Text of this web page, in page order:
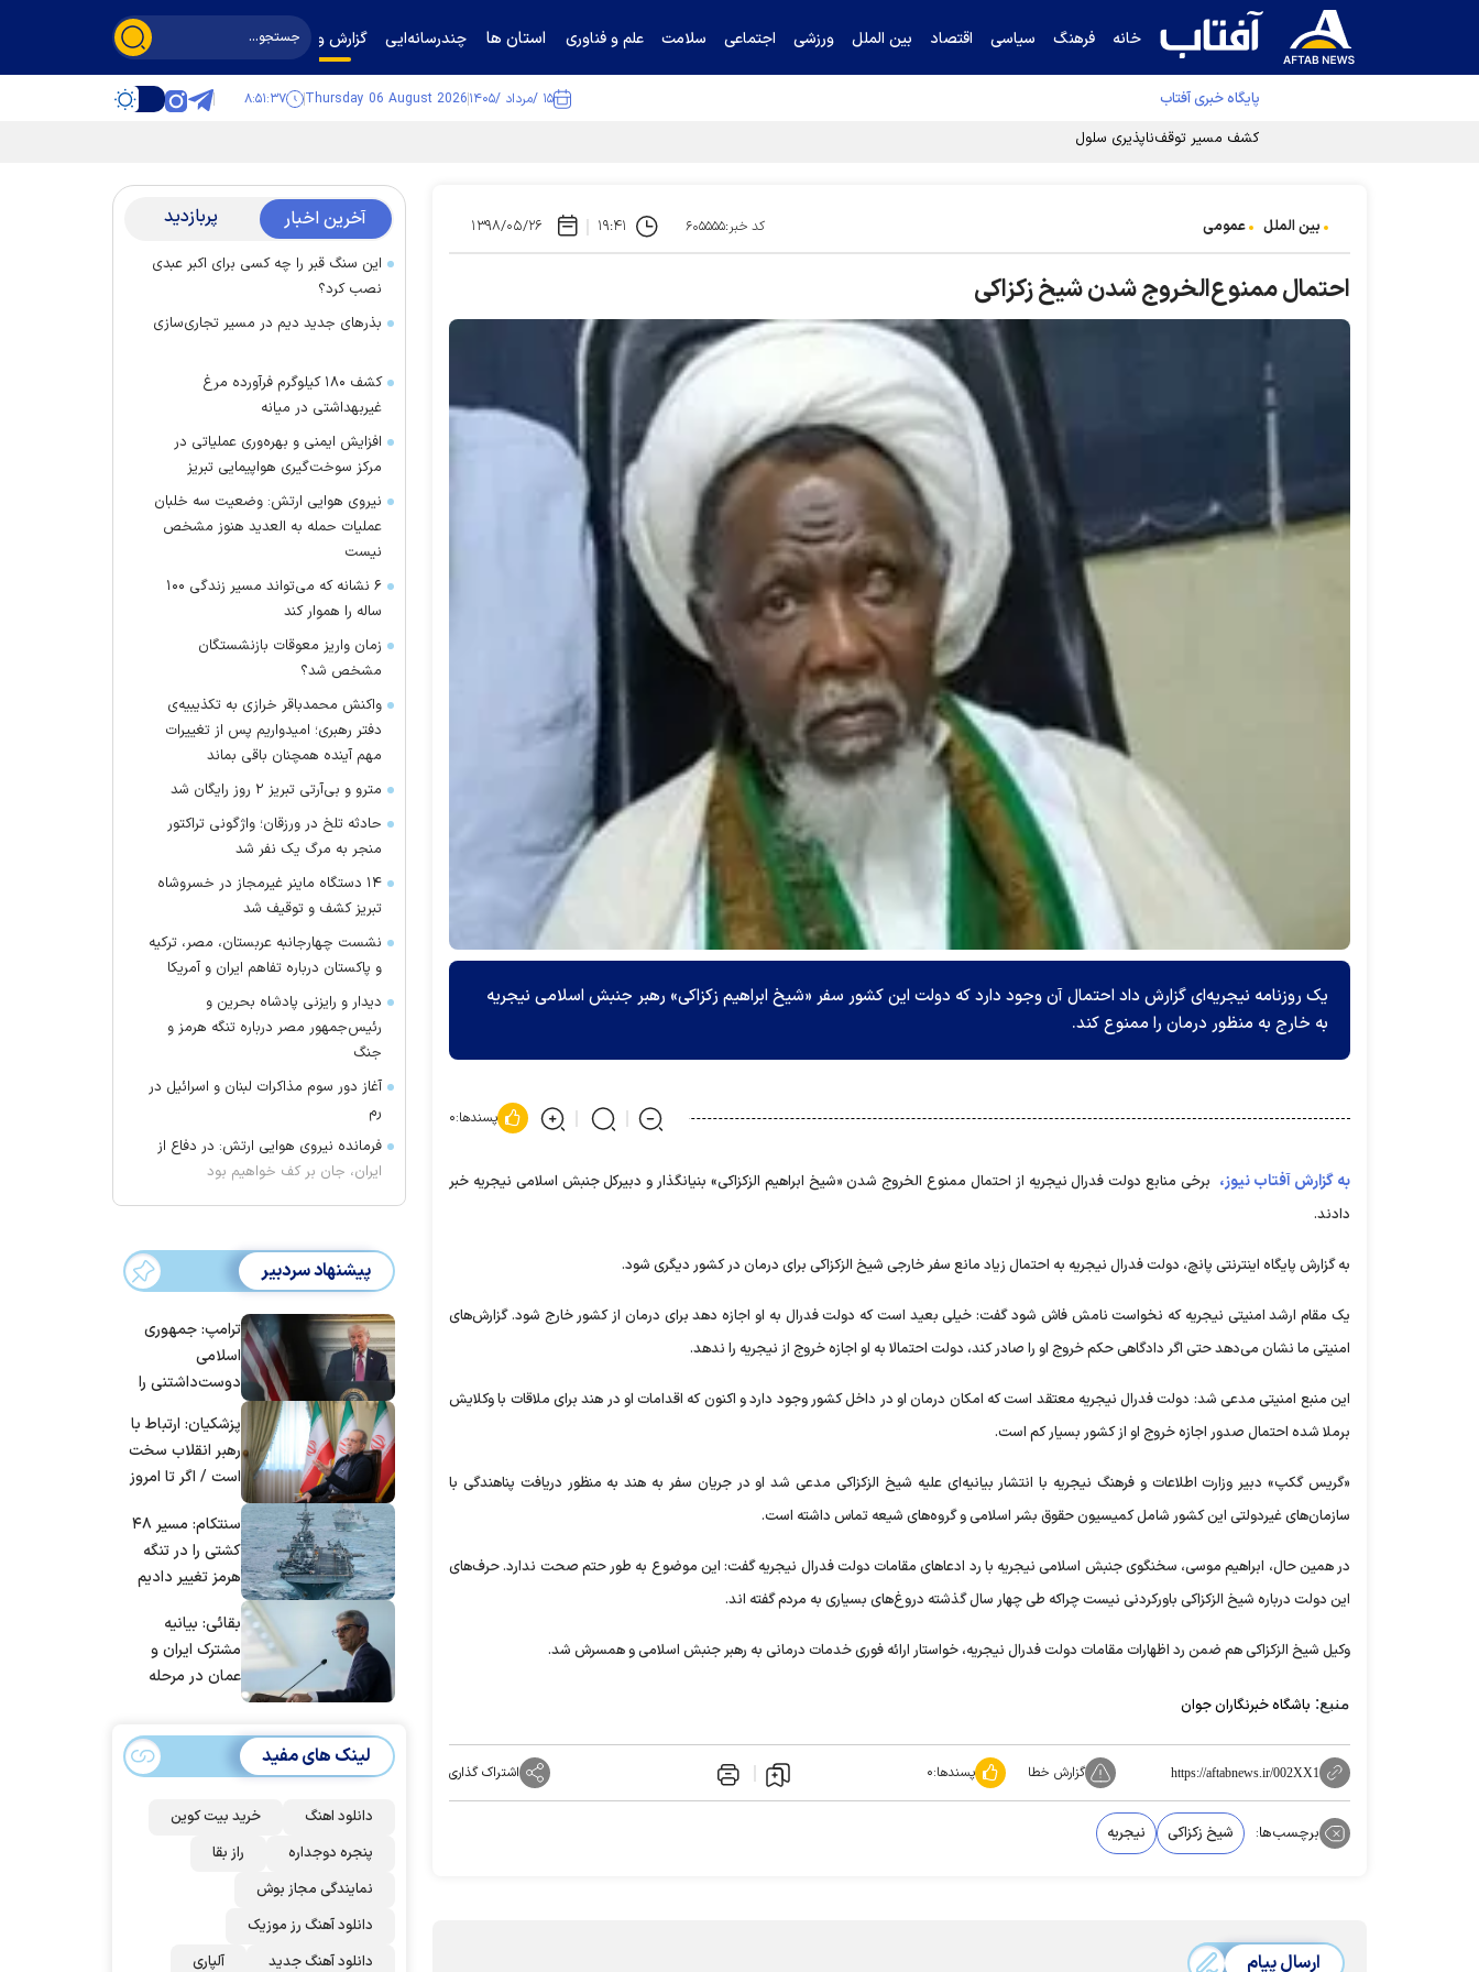
خانه فرهنگ سیاسی اقتصاد بین الملل ورزشی اجتماعی سلامت علم و فناوری استان ها چندرسانه‌ایی گزارش و گفت‌وگو
پایگاه خبری آفتاب ۱۵ /مرداد /۱۴۰۵ Thursday 06 August 2026 ۸:۵۱:۳۷
کشف مسیر توقف‌ناپذیری سلول‌های سرطانی
بین الملل عمومی کد خبر:۶۰۵۵۵۵ ۱۹:۴۱ ۱۳۹۸/۰۵/۲۶
احتمال ممنوع‌الخروج شدن شیخ زکزاکی
یک روزنامه نیجریه‌ای گزارش داد احتمال آن وجود دارد که دولت این کشور سفر «شیخ ابراهیم زکزاکی» رهبر جنبش اسلامی نیجریه
به خارج به منظور درمان را ممنوع کند.
پسندها:۰
به گزارش آفتاب نیوز، برخی منابع دولت فدرال نیجریه از احتمال ممنوع الخروج شدن «شیخ ابراهیم الزکزاکی» بنیانگذار و دبیرکل جنبش اسلامی نیجریه خبر
دادند.
به گزارش پایگاه اینترنتی پانچ، دولت فدرال نیجریه به احتمال زیاد مانع سفر خارجی شیخ الزکزاکی برای درمان در کشور دیگری شود.
یک مقام ارشد امنیتی نیجریه که نخواست نامش فاش شود گفت: خیلی بعید است که دولت فدرال به او اجازه دهد برای درمان از کشور خارج شود. گزارش‌های
امنیتی ما نشان می‌دهد حتی اگر دادگاهی حکم خروج او را صادر کند، دولت احتمالا به او اجازه خروج از نیجریه را ندهد.
این منبع امنیتی مدعی شد: دولت فدرال نیجریه معتقد است که امکان درمان او در داخل کشور وجود دارد و اکنون که اقدامات او در هند برای ملاقات با وکلایش
برملا شده احتمال صدور اجازه خروج او از کشور بسیار کم است.
«گریس گکپ» دبیر وزارت اطلاعات و فرهنگ نیجریه با انتشار بیانیه‌ای علیه شیخ الزکزاکی مدعی شد او در جریان سفر به هند به منظور دریافت پناهندگی با
سازمان‌های غیردولتی این کشور شامل کمیسیون حقوق بشر اسلامی و گروه‌های شیعه تماس داشته است.
در همین حال، ابراهیم موسی، سخنگوی جنبش اسلامی نیجریه با رد ادعا‌های مقامات دولت فدرال نیجریه گفت: این موضوع به طور حتم صحت ندارد. حرف‌های
این دولت درباره شیخ الزکزاکی باورکردنی نیست چراکه طی چهار سال گذشته دروغ‌های بسیاری به مردم گفته اند.
وکیل شیخ الزکزاکی هم ضمن رد اظهارات مقامات دولت فدرال نیجریه، خواستار ارائه فوری خدمات درمانی به رهبر جنبش اسلامی و همسرش شد.
منبع: باشگاه خبرنگاران جوان
https://aftabnews.ir/002XX1 گزارش خطا پسندها:۰ اشتراک گذاری
برچسب‌ها: شیخ زکزاکی نیجریه
ارسال پیام
آخرین اخبار پربازدید
این سنگ قبر را چه کسی برای اکبر عبدی
نصب کرد؟
بذرهای جدید دیم در مسیر تجاری‌سازی
کشف ۱۸۰ کیلوگرم فرآورده‌ مرغ
غیربهداشتی در میانه
افزایش ایمنی و بهره‌وری عملیاتی در
مرکز سوخت‌گیری هواپیمایی تبریز
نیروی هوایی ارتش: وضعیت سه خلبان
عملیات حمله به العدید هنوز مشخص
نیست
۶ نشانه که می‌تواند مسیر زندگی ۱۰۰
ساله را هموار کند
زمان واریز معوقات بازنشستگان
مشخص شد؟
واکنش محمدباقر خرازی به تکذیبیه‌ی
دفتر رهبری؛ امیدواریم پس از تغییرات
مهم آینده همچنان باقی بماند
مترو و بی‌آرتی تبریز ۲ روز رایگان شد
حادثه تلخ در ورزقان؛ واژگونی تراکتور
منجر به مرگ یک نفر شد
۱۴ دستگاه ماینر غیرمجاز در خسروشاه
تبریز کشف و توقیف شد
نشست چهارجانبه عربستان، مصر، ترکیه
و پاکستان درباره تفاهم ایران و آمریکا
دیدار و رایزنی پادشاه بحرین و
رئیس‌جمهور مصر درباره تنگه هرمز و
جنگ
آغاز دور سوم مذاکرات لبنان و اسرائیل در
رم
فرمانده نیروی هوایی ارتش: در دفاع از
ایران، جان بر کف خواهیم بود
پیشنهاد سردبیر
ترامپ: جمهوری
اسلامی
دوست‌داشتنی را
برای بزرگ‌ترین
حمله آماده بودیم
| غنائم از آنِ فاتح
است، درست
است؟
پزشکیان: ارتباط با
رهبر انقلاب سخت
است / اگر تا امروز
مردم ایران استسنتکام: مسیر ۴۸
کشتی را در تنگه
هرمز تغییر دادیم
بقائی: بیانیه
مشترک ایران و
عمان در مرحله
برای سفر به قطر و
پاکستان نداریم
لینک های مفید
دانلود اهنگ
خرید بیت کوین
پنجره دوجداره
راز بقا
نمایندگی مجاز بوش
دانلود آهنگ رز‌ موزیک
دانلود آهنگ جدید
آلپاری